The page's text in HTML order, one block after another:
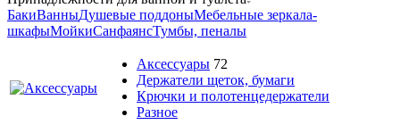
БакиВанныДушевые поддоныМебельные зеркала-
шкафыМойкиСанфаянсТумбы, пеналы
Аксессуары 72
Держатели щеток, бумаги
Крючки и полотенцедержатели
Разное